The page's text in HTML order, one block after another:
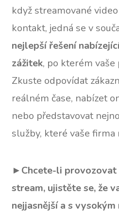
když streamované
kontakt, jedná se v
nejlepší řešení
zážitek, po kterém
Zkuste odpovídat
reálném čase, nabízet
nebo představovat
služby, které vaše firma
►Chcete-li
stream, ujistěte se, že
nejjasnější a s